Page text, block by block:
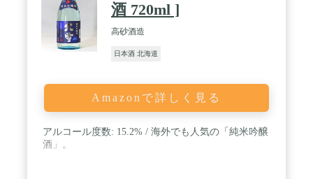
酒 720ml ]
高砂酒造
日本酒 北海道
Amazonで詳しく見る
アルコール度数: 15.2% / 海外でも人気の「純米吟醸
酒」。